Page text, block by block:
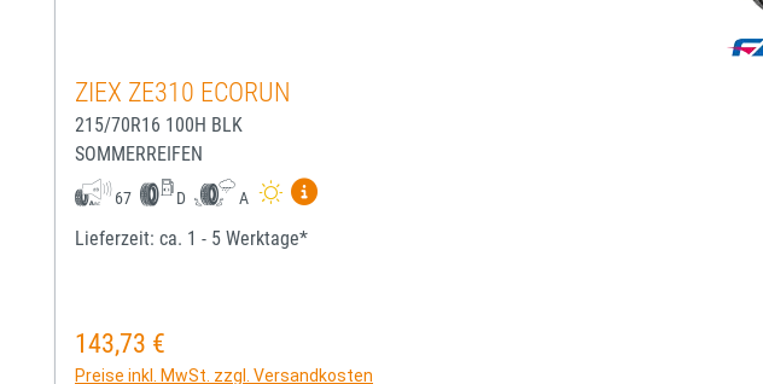
ZIEX ZE310 ECORUN
215/70R16 100H BLK
SOMMERREIFEN
67 D A
Mehr Informationen zum EU-Reifenlabel anzeigen
Lieferzeit: ca. 1 - 5 Werktage*
Regulärer Preis:
143,73 €
Preise inkl. MwSt. zzgl. Versandkosten